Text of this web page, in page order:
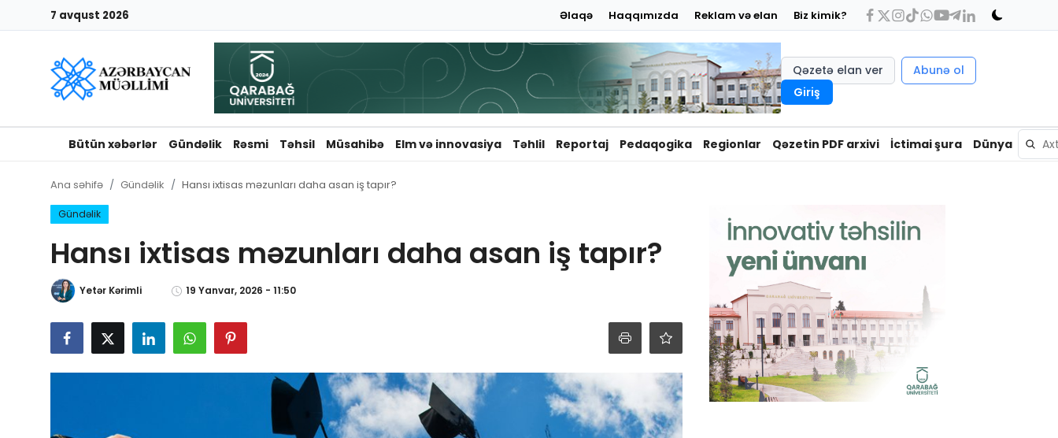
7 avqust 2026 Əlaqə Haqqımızda Reklam və elan Biz kimik?
Qəzetə elan ver
Abunə ol
Giriş
Bütün xəbərlər Gündəlik Rəsmi Təhsil Müsahibə Elm və innovasiya Təhlil Reportaj Pedaqogika Regionlar Qəzetin PDF arxivi İctimai şura Dünya
Giriş
Qeydiyyat
Qəzetə elan ver
Haqqımızda
Reklam və elan
Biz kimik?
Bütün xəbərlər
Gündəlik
Ana səhifə Gündəlik Hansı ixtisas məzunları daha asan iş tapır?
Gündəlik
Hansı ixtisas məzunları daha asan iş tapır?
Yetər Kərimli 19 Yanvar, 2026 - 11:50